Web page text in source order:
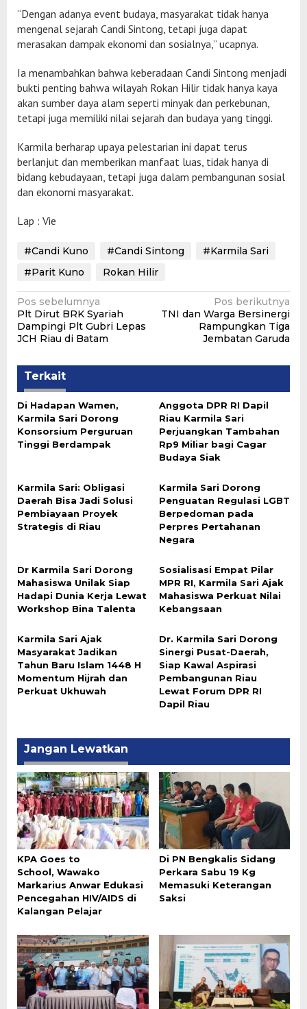
“Dengan adanya event budaya, masyarakat tidak hanya
mengenal sejarah Candi Sintong, tetapi juga dapat
merasakan dampak ekonomi dan sosialnya,” ucapnya.
Ia menambahkan bahwa keberadaan Candi Sintong menjadi
bukti penting bahwa wilayah Rokan Hilir tidak hanya kaya
akan sumber daya alam seperti minyak dan perkebunan,
tetapi juga memiliki nilai sejarah dan budaya yang tinggi.
Karmila berharap upaya pelestarian ini dapat terus
berlanjut dan memberikan manfaat luas, tidak hanya di
bidang kebudayaan, tetapi juga dalam pembangunan sosial
dan ekonomi masyarakat.
Lap : Vie
#Candi Kuno #Candi Sintong
#Karmila Sari
#Parit Kuno
Rokan Hilir
Navigasi
pos
Pos sebelumnya
Plt Dirut BRK Syariah
Dampingi Plt Gubri Lepas
JCH Riau di Batam
Pos berikutnya
TNI dan Warga Bersinergi
Rampungkan Tiga
Jembatan Garuda
Terkait
Di Hadapan Wamen,
Karmila Sari Dorong
Konsorsium Perguruan
Tinggi Berdampak
Anggota DPR RI Dapil
Riau Karmila Sari
Perjuangkan Tambahan
Rp9 Miliar bagi Cagar
Budaya Siak
Karmila Sari: Obligasi
Daerah Bisa Jadi Solusi
Pembiayaan Proyek
Strategis di Riau
Karmila Sari Dorong
Penguatan Regulasi LGBT
Berpedoman pada
Perpres Pertahanan
Negara
Dr Karmila Sari Dorong
Mahasiswa Unilak Siap
Hadapi Dunia Kerja Lewat
Workshop Bina Talenta
Sosialisasi Empat Pilar
MPR RI, Karmila Sari Ajak
Mahasiswa Perkuat Nilai
Kebangsaan
Karmila Sari Ajak
Masyarakat Jadikan
Tahun Baru Islam 1448 H
Momentum Hijrah dan
Perkuat Ukhuwah
Dr. Karmila Sari Dorong
Sinergi Pusat-Daerah,
Siap Kawal Aspirasi
Pembangunan Riau
Lewat Forum DPR RI
Dapil Riau
Jangan Lewatkan
‎KPA Goes to
School, Wawako
Markarius Anwar Edukasi
Pencegahan HIV/AIDS di
Kalangan Pelajar
Di PN Bengkalis Sidang
Perkara Sabu 19 Kg
Memasuki Keterangan
Saksi